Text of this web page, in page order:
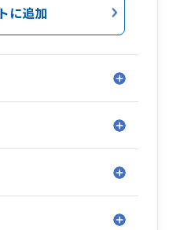
化など多様なノウハウ
企業の成長フェーズ
を迅速にご提供いたし
業様に対して、早い
案することが可能で
に追加